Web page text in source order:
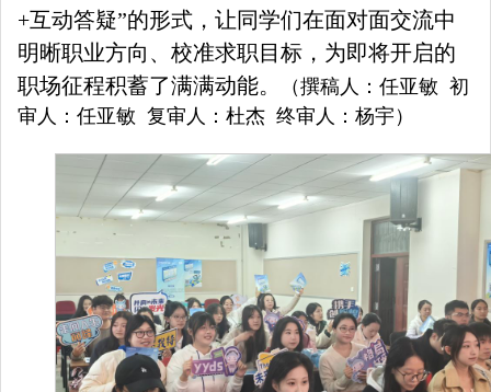
+互动答疑”的形式，让同学们在面对面交流中
明晰职业方向、校准求职目标，为即将开启的
职场征程积蓄了满满动能。
（撰稿人：任亚敏 初
审人：任亚敏 复审人：杜杰 终审人：杨宇）